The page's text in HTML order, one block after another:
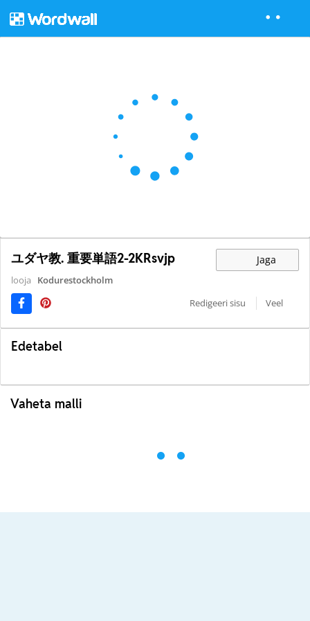
ユダヤ教. 重要単語2-2KRsvjp Jaga
looja
Kodurestockholm
Redigeeri sisu
Veel
Edetabel
Vaheta malli